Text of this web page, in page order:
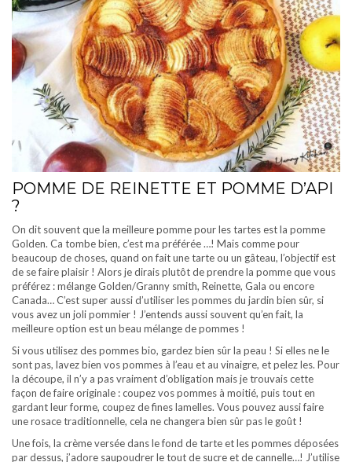
POMME DE REINETTE ET POMME D’API
?
On dit souvent que la meilleure pomme pour les tartes est la pomme
Golden. Ca tombe bien, c’est ma préférée …! Mais comme pour
beaucoup de choses, quand on fait une tarte ou un gâteau, l’objectif est
de se faire plaisir ! Alors je dirais plutôt de prendre la pomme que vous
préférez : mélange Golden/Granny smith, Reinette, Gala ou encore
Canada… C’est super aussi d’utiliser les pommes du jardin bien sûr, si
vous avez un joli pommier ! J’entends aussi souvent qu’en fait, la
meilleure option est un beau mélange de pommes !
Si vous utilisez des pommes bio, gardez bien sûr la peau ! Si elles ne le
sont pas, lavez bien vos pommes à l’eau et au vinaigre, et pelez les. Pour
la découpe, il n’y a pas vraiment d’obligation mais je trouvais cette
façon de faire originale : coupez vos pommes à moitié, puis tout en
gardant leur forme, coupez de fines lamelles. Vous pouvez aussi faire
une rosace traditionnelle, cela ne changera bien sûr pas le goût !
Une fois, la crème versée dans le fond de tarte et les pommes déposées
par dessus, j’adore saupoudrer le tout de sucre et de cannelle…! J’utilise